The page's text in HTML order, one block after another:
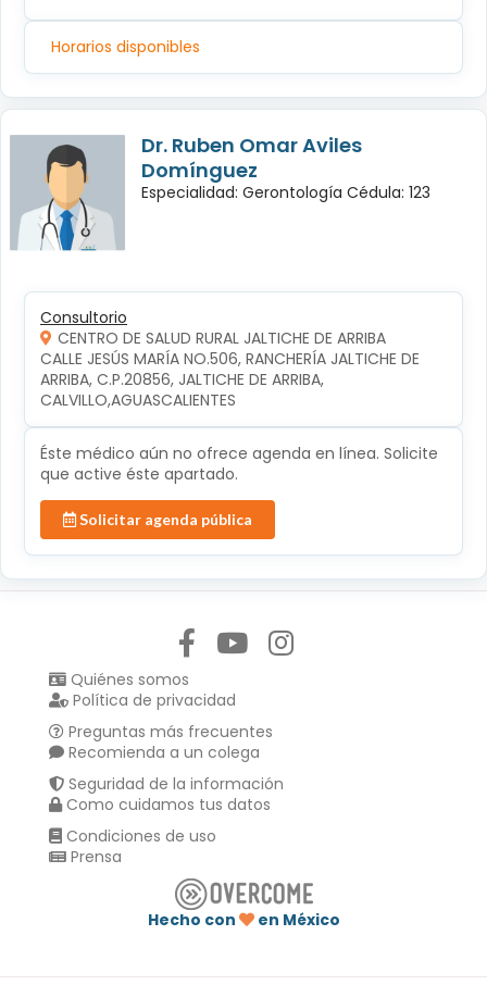
Horarios disponibles
Dr. Ruben Omar Aviles
Domínguez
Especialidad: Gerontología Cédula: 123
Consultorio
CENTRO DE SALUD RURAL JALTICHE DE ARRIBA
CALLE JESÚS MARÍA NO.506, RANCHERÍA JALTICHE DE
ARRIBA, C.P.20856, JALTICHE DE ARRIBA,
CALVILLO,AGUASCALIENTES
Éste médico aún no ofrece agenda en línea. Solicite
que active éste apartado.
Solicitar agenda pública
Quiénes somos
Política de privacidad
Preguntas más frecuentes
Recomienda a un colega
Seguridad de la información
Como cuidamos tus datos
Condiciones de uso
Prensa
Hecho con
en México